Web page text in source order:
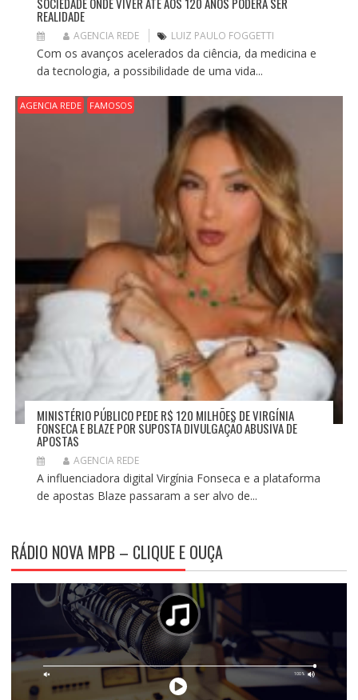
REALIDADE
AGENCIA REDE LUIZ PAULO FOGGETTI
Com os avanços acelerados da ciência, da medicina e
da tecnologia, a possibilidade de uma vida...
AGENCIA REDE FAMOSOS
MINISTÉRIO PÚBLICO PEDE R$ 120 MILHÕES DE VIRGÍNIA
FONSECA E BLAZE POR SUPOSTA DIVULGAÇÃO ABUSIVA DE
APOSTAS
AGENCIA REDE
A influenciadora digital Virgínia Fonseca e a plataforma
de apostas Blaze passaram a ser alvo de...
RÁDIO NOVA MPB – CLIQUE E OUÇA